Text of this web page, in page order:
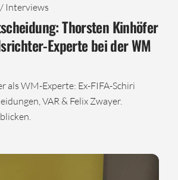
Interviews
Thorsten Kinhöfer
Experte bei der WM
als WM-Experte: Ex-FIFA-Schiri
VAR & Felix Zwayer.